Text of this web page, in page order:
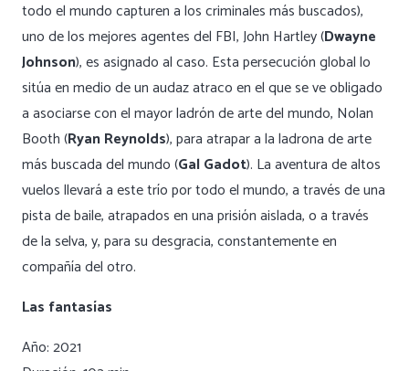
todo el mundo capturen a los criminales más buscados),
uno de los mejores agentes del FBI, John Hartley (Dwayne
Johnson), es asignado al caso. Esta persecución global lo
sitúa en medio de un audaz atraco en el que se ve obligado
a asociarse con el mayor ladrón de arte del mundo, Nolan
Booth (Ryan Reynolds), para atrapar a la ladrona de arte
más buscada del mundo (Gal Gadot). La aventura de altos
vuelos llevará a este trío por todo el mundo, a través de una
pista de baile, atrapados en una prisión aislada, o a través
de la selva, y, para su desgracia, constantemente en
compañía del otro.
Las fantasías
Año: 2021